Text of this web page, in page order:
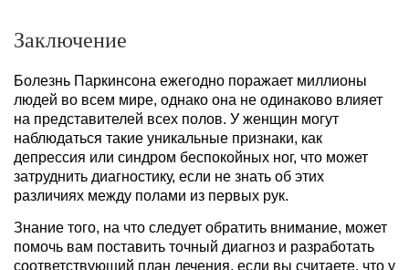
Заключение
Болезнь Паркинсона ежегодно поражает миллионы
людей во всем мире, однако она не одинаково влияет
на представителей всех полов. У женщин могут
наблюдаться такие уникальные признаки, как
депрессия или синдром беспокойных ног, что может
затруднить диагностику, если не знать об этих
различиях между полами из первых рук.
Знание того, на что следует обратить внимание, может
помочь вам поставить точный диагноз и разработать
соответствующий план лечения, если вы считаете, что у